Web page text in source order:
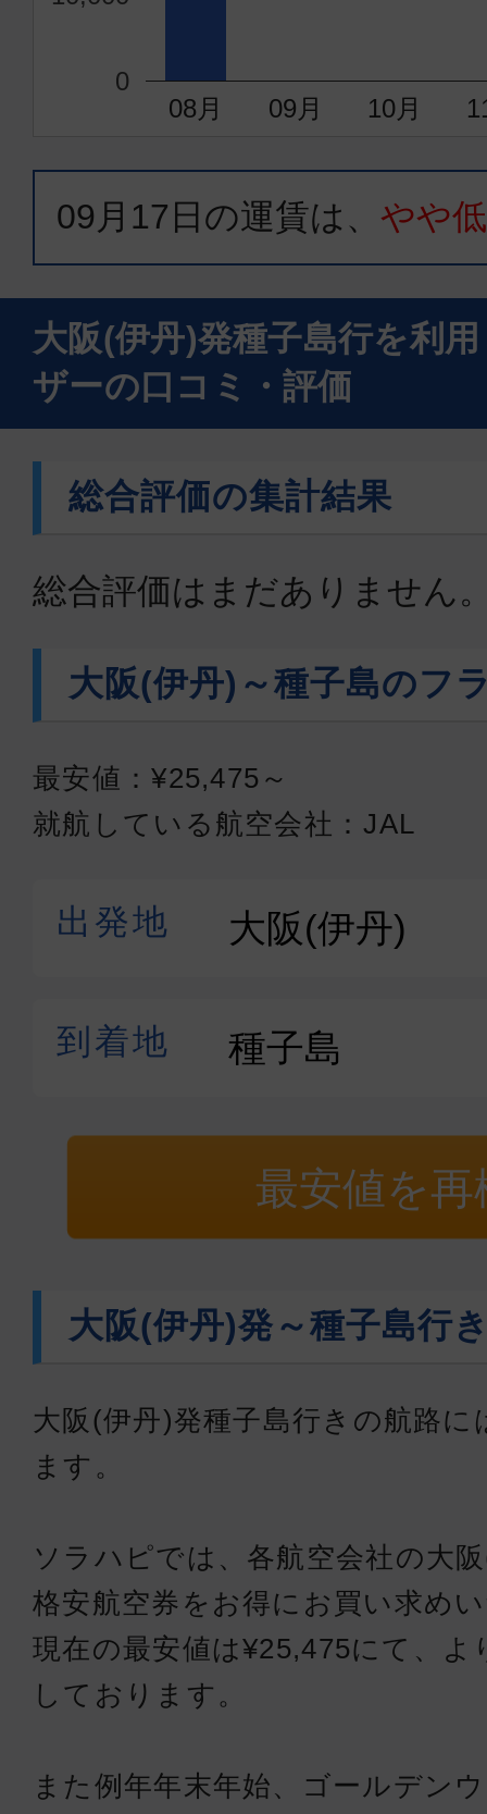
08月 09月 10月
0
09月17日 の運賃は、 やや
大阪(伊丹)発種子島行を利
ザーの口コミ・評価
総合評価の集計結果
総合評価はまだありません
大阪(伊丹)～種子島のフ
最安値：¥25,475～
就航している航空会社：JAL
最安値を再
大阪(伊丹)発～種子島行
大阪(伊丹)発種子島行きの航路
ます。
ソラハピでは、各航空会社の大
格安航空券をお得にお買い求め
現在の最安値は¥25,475にて、
しております。
また例年年末年始、ゴールデン